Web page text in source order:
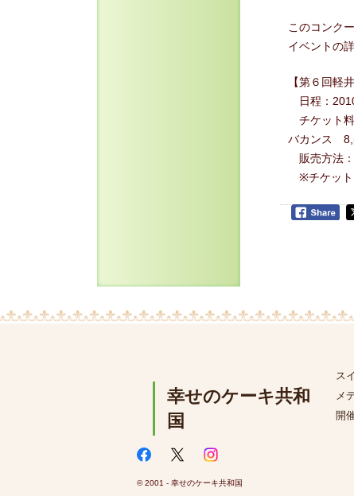
このコンク
イベントの
【第６回軽
日程：
チケット
バカンス
販売方法：
※チケット
幸せのケーキ共和
国
ス
メ
開
© 2001 - 幸せのケーキ共和国